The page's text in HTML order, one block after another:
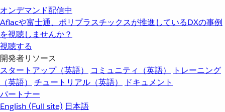
オンデマンド配信中
Aflacや富士通、ポリプラスチックスが推進しているDXの事例
を視聴しませんか？
視聴する
開発者リソース
スタートアップ（英語）
コミュニティ（英語）
トレーニング
（英語）
チュートリアル（英語）
ドキュメント
パートナー
English (Full site) 日本語